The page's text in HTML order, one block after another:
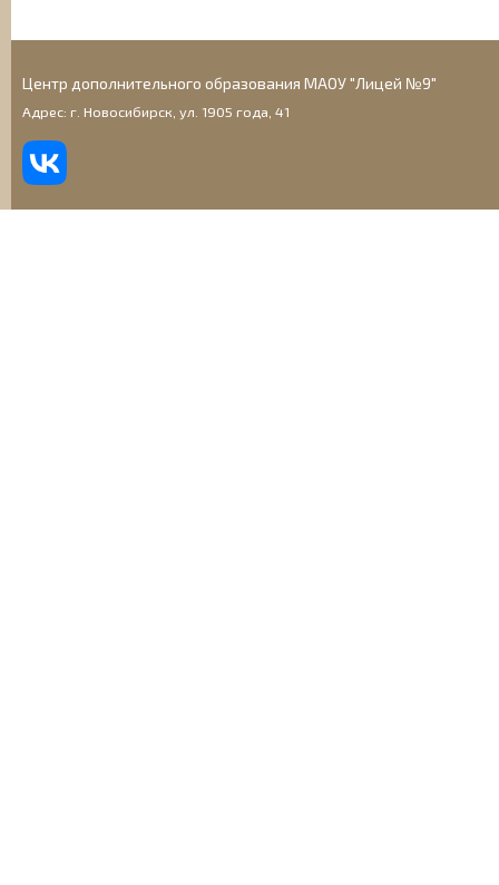
Центр дополнительного образования МАОУ "Лицей №9"
Адрес: г. Новосибирск, ул. 1905 года, 41